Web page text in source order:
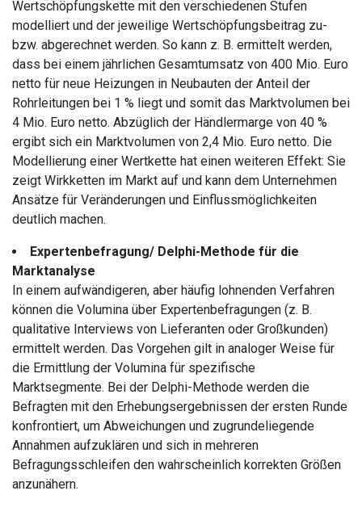
Wertschöpfungskette mit den verschiedenen Stufen
modelliert und der jeweilige Wertschöpfungsbeitrag zu-
bzw. abgerechnet werden. So kann z. B. ermittelt werden,
dass bei einem jährlichen Gesamtumsatz von 400 Mio. Euro
netto für neue Heizungen in Neubauten der Anteil der
Rohrleitungen bei 1 % liegt und somit das Marktvolumen bei
4 Mio. Euro netto. Abzüglich der Händlermarge von 40 %
ergibt sich ein Marktvolumen von 2,4 Mio. Euro netto. Die
Modellierung einer Wertkette hat einen weiteren Effekt: Sie
zeigt Wirkketten im Markt auf und kann dem Unternehmen
Ansätze für Veränderungen und Einflussmöglichkeiten
deutlich machen.
Expertenbefragung/ Delphi-Methode für die
Marktanalyse
In einem aufwändigeren, aber häufig lohnenden Verfahren
können die Volumina über Expertenbefragungen (z. B.
qualitative Interviews von Lieferanten oder Großkunden)
ermittelt werden. Das Vorgehen gilt in analoger Weise für
die Ermittlung der Volumina für spezifische
Marktsegmente. Bei der Delphi-Methode werden die
Befragten mit den Erhebungsergebnissen der ersten Runde
konfrontiert, um Abweichungen und zugrundeliegende
Annahmen aufzuklären und sich in mehreren
Befragungsschleifen den wahrscheinlich korrekten Größen
anzunähern.